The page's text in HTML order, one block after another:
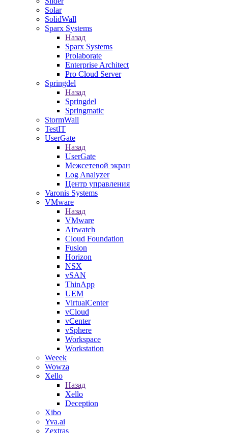
Solar
SolidWall
Sparx Systems
Назад
Sparx Systems
Prolaborate
Enterprise Architect
Pro Cloud Server
Springdel
Назад
Springdel
Springmatic
StormWall
TestIT
UserGate
Назад
UserGate
Межсетевой экран
Log Analyzer
Центр управления
Varonis Systems
VMware
Назад
VMware
Airwatch
Cloud Foundation
Fusion
Horizon
NSX
vSAN
ThinApp
UEM
VirtualCenter
vCloud
vCenter
vSphere
Workspace
Workstation
Weeek
Wowza
Xello
Назад
Xello
Deception
Xibo
Yva.ai
Zextras